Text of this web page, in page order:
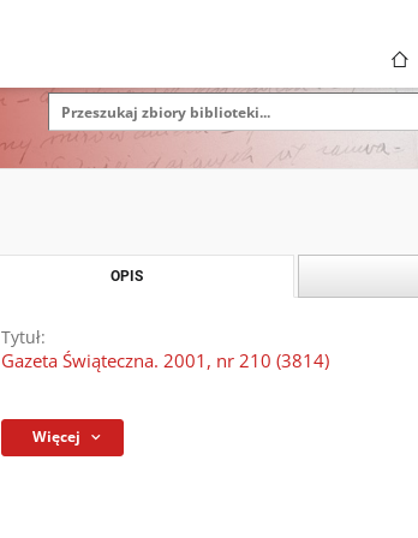
OPIS
Tytuł:
Gazeta Świąteczna. 2001, nr 210 (3814)
Więcej